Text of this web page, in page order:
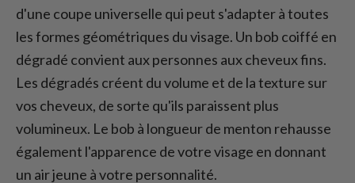
d'une coupe universelle qui peut s'adapter à toutes
les formes géométriques du visage. Un bob coiffé en
dégradé convient aux personnes aux cheveux fins.
Les dégradés créent du volume et de la texture sur
vos cheveux, de sorte qu'ils paraissent plus
volumineux. Le bob à longueur de menton rehausse
également l'apparence de votre visage en donnant
un air jeune à votre personnalité.